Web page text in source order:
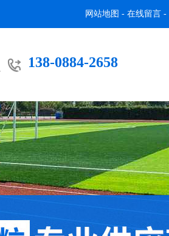
网站地图 - 在线留言 -
 138-0884-2658